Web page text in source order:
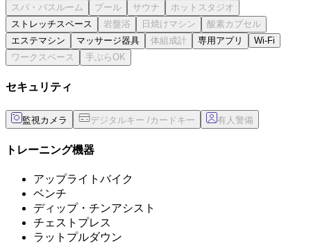
ストレッチスペース
エステマシン
マッサージ器具 専用アプリ Wi-Fi
セキュリティ
監視カメラ
トレーニング機器
アップライトバイク
ベンチ
ディップ・チンアシスト
チェストプレス
ラットプルダウン